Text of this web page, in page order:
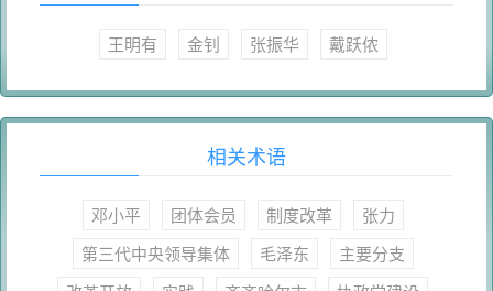
王明有 金钊 张振华 戴跃侬
相关术语
邓小平 团体会员 制度改革
张力
第三代中央领导集体
毛泽东
主要分支